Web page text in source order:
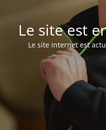
Le site est
Le site internet est